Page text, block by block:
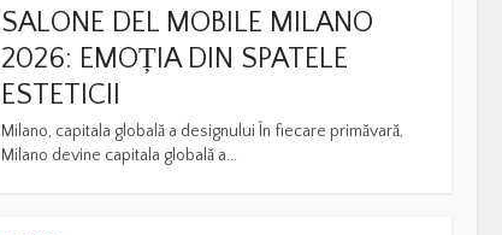
SALONE DEL MOBILE MILANO
2026: EMOȚIA DIN SPATELE
ESTETICII
Milano, capitala globală a designului În fiecare primăvară,
Milano devine capitala globală a...